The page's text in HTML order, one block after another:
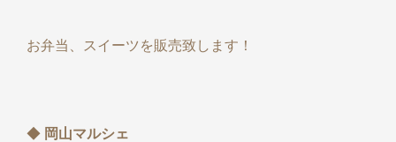
お弁当、スイーツを販売致します！
◆ 岡山マルシェ